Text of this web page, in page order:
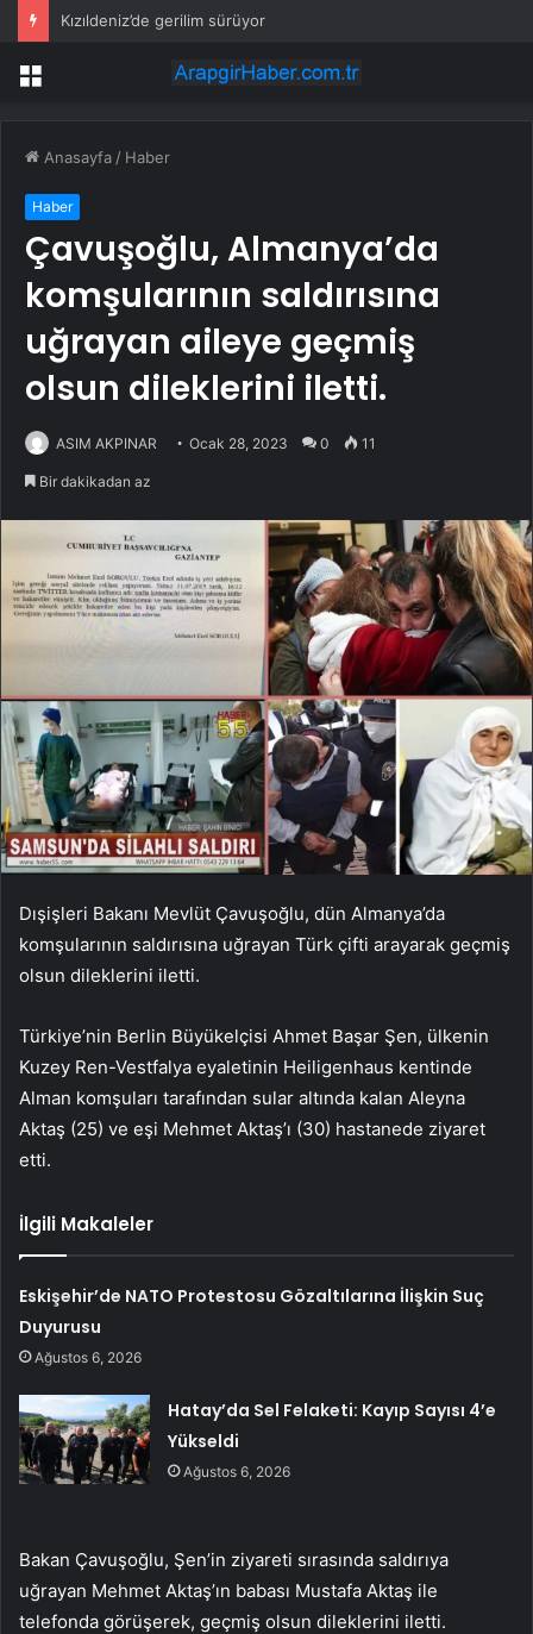
Kızıldeniz’de gerilim sürüyor
Menü
Anasayfa / Haber
Haber
Çavuşoğlu, Almanya’da
komşularının saldırısına
uğrayan aileye geçmiş
olsun dileklerini iletti.
ASIM AKPINAR Ocak 28, 2023 0 11
Bir dakikadan az
Dışişleri Bakanı Mevlüt Çavuşoğlu, dün Almanya’da
komşularının saldırısına uğrayan Türk çifti arayarak geçmiş
olsun dileklerini iletti.
Türkiye’nin Berlin Büyükelçisi Ahmet Başar Şen, ülkenin
Kuzey Ren-Vestfalya eyaletinin Heiligenhaus kentinde
Alman komşuları tarafından sular altında kalan Aleyna
Aktaş (25) ve eşi Mehmet Aktaş’ı (30) hastanede ziyaret
etti.
İlgili Makaleler
Eskişehir’de NATO Protestosu Gözaltılarına İlişkin Suç
Duyurusu
Ağustos 6, 2026
Hatay’da Sel Felaketi: Kayıp Sayısı 4’e
Yükseldi
Ağustos 6, 2026
Bakan Çavuşoğlu, Şen’in ziyareti sırasında saldırıya
uğrayan Mehmet Aktaş’ın babası Mustafa Aktaş ile
telefonda görüşerek, geçmiş olsun dileklerini iletti.